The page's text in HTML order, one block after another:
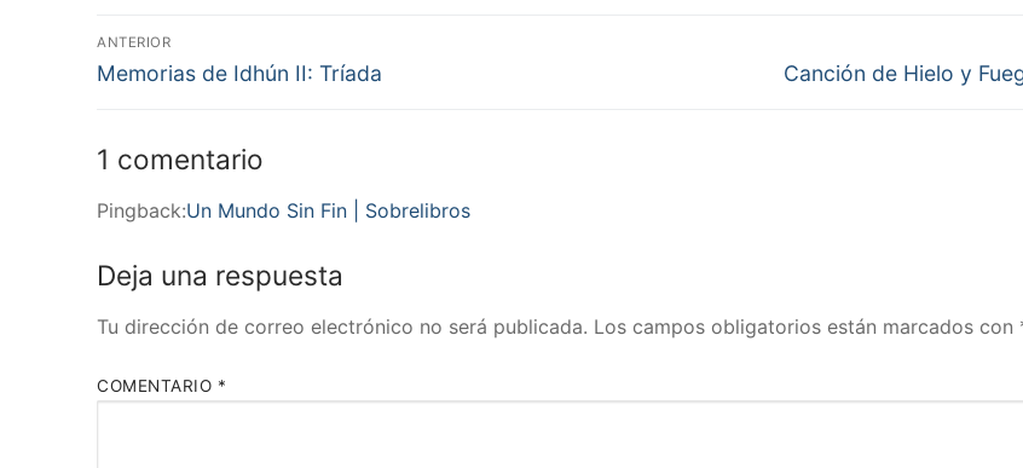
Navegación
de
ANTERIOR
Entrada
Memorias de Idhún II: Tríada
Entrada
Canción de Hielo y
1 comentario
Pingback:Un Mundo Sin Fin | Sobrelibros
Deja una respuesta
Tu dirección de correo electrónico no será publicada. Los campos obligatorios están marcados con
COMENTARIO *